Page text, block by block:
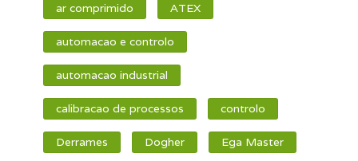
ar comprimido ATEX
automacao e controlo
automacao industrial
calibracao de processos controlo
Derrames Dogher Ega Master